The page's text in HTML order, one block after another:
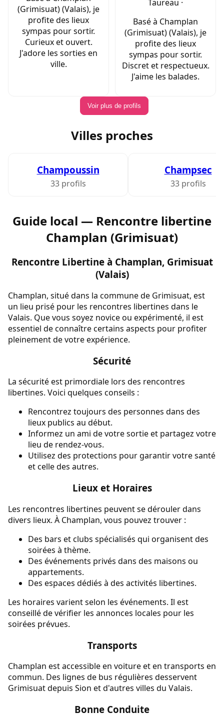
(Grimisuat) (Valais), je
profite des lieux
sympas pour sortir.
Curieux et ouvert.
J'adore les sorties en
ville.
Taureau ·
Basé à Champlan
(Grimisuat) (Valais), je
profite des lieux
sympas pour sortir.
Discret et respectueux.
J'aime les balades.
Voir plus de profils
Villes proches
Champoussin
33 profils
Champsec
33 profils
Guide local — Rencontre libertine
Champlan (Grimisuat)
Rencontre Libertine à Champlan, Grimisuat
(Valais)
Champlan, situé dans la commune de Grimisuat, est
un lieu prisé pour les rencontres libertines dans le
Valais. Que vous soyez novice ou expérimenté, il est
essentiel de connaître certains aspects pour profiter
pleinement de votre expérience.
Sécurité
La sécurité est primordiale lors des rencontres
libertines. Voici quelques conseils :
Rencontrez toujours des personnes dans des
lieux publics au début.
Informez un ami de votre sortie et partagez votre
lieu de rendez-vous.
Utilisez des protections pour garantir votre santé
et celle des autres.
Lieux et Horaires
Les rencontres libertines peuvent se dérouler dans
divers lieux. À Champlan, vous pouvez trouver :
Des bars et clubs spécialisés qui organisent des
soirées à thème.
Des événements privés dans des maisons ou
appartements.
Des espaces dédiés à des activités libertines.
Les horaires varient selon les événements. Il est
conseillé de vérifier les annonces locales pour les
soirées prévues.
Transports
Champlan est accessible en voiture et en transports en
commun. Des lignes de bus régulières desservent
Grimisuat depuis Sion et d'autres villes du Valais.
Bonne Conduite